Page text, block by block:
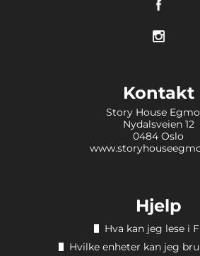
Kontakt
Story House
Nydalsveien 12
0484 Oslo
Hjelp
Hva kan jeg lese i
Hvilke enheter kan jeg